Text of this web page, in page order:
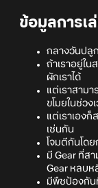
ข้อมูลการเ
กลางวันปลู
ถ้าเราอยู่ใ
ผักเราได้
แต่เราสามา
ขโมยในช่วง
แต่เราเองก็
เช่นกัน
โจมตีกันโดย
มี Gear ที่ส
Gear หลบห
มีพืชป้องกัน